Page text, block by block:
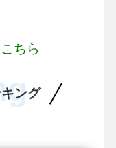
ちら
ング